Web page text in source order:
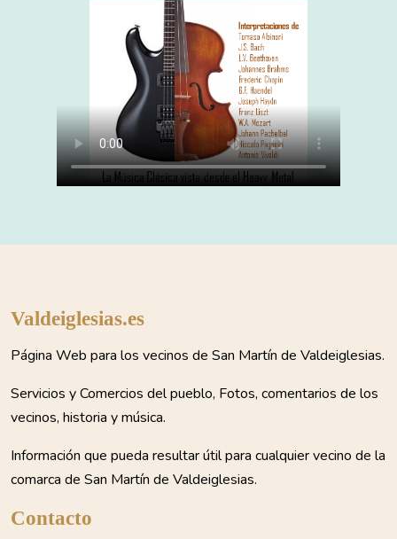
Valdeiglesias.es
Página Web para los vecinos de San Martín de Valdeiglesias.
Servicios y Comercios del pueblo, Fotos, comentarios de los
vecinos, historia y música.
Información que pueda resultar útil para cualquier vecino de la
comarca de San Martín de Valdeiglesias.
Contacto